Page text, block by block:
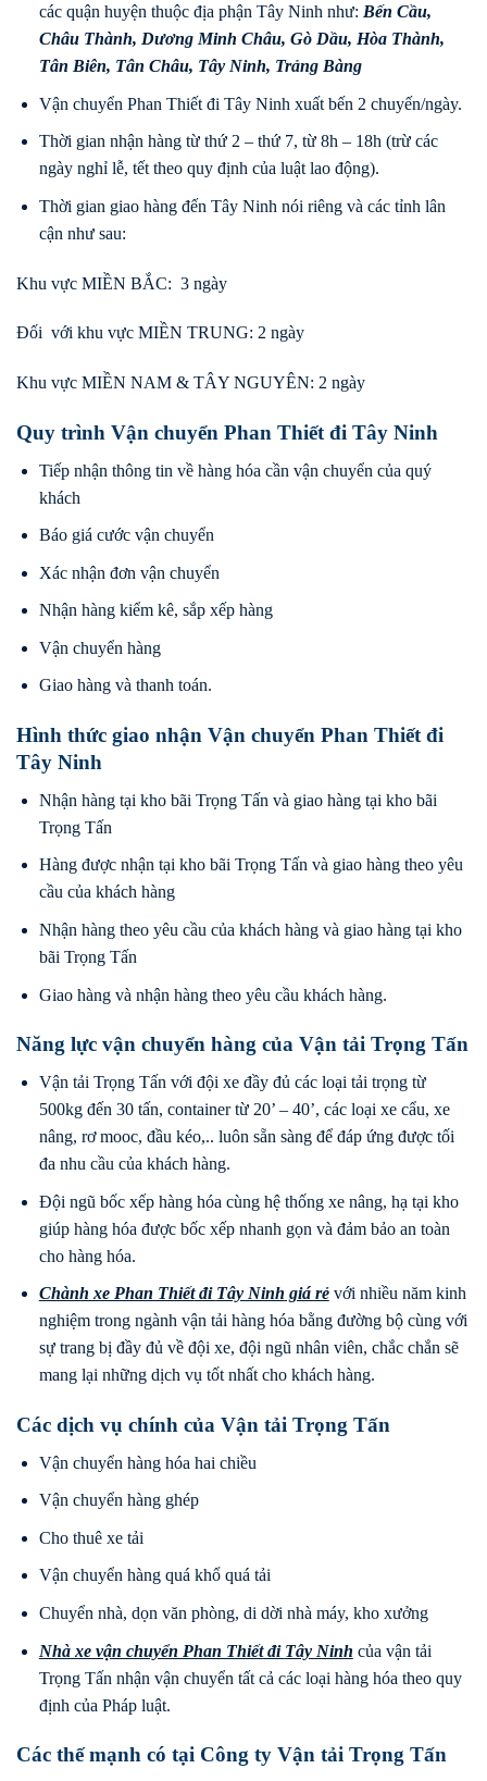
các quận huyện thuộc địa phận Tây Ninh như: Bến Cầu,
Châu Thành, Dương Minh Châu, Gò Dầu, Hòa Thành,
Tân Biên, Tân Châu, Tây Ninh, Trảng Bàng
Vận chuyển Phan Thiết đi Tây Ninh xuất bến 2 chuyến/ngày.
Thời gian nhận hàng từ thứ 2 – thứ 7, từ 8h – 18h (trừ các
ngày nghỉ lễ, tết theo quy định của luật lao động).
Thời gian giao hàng đến Tây Ninh nói riêng và các tỉnh lân
cận như sau:
Khu vực MIỀN BẮC: 3 ngày
Đối với khu vực MIỀN TRUNG: 2 ngày
Khu vực MIỀN NAM & TÂY NGUYÊN: 2 ngày
Quy trình Vận chuyển Phan Thiết đi Tây Ninh
Tiếp nhận thông tin về hàng hóa cần vận chuyển của quý
khách
Báo giá cước vận chuyển
Xác nhận đơn vận chuyển
Nhận hàng kiểm kê, sắp xếp hàng
Vận chuyển hàng
Giao hàng và thanh toán.
Hình thức giao nhận Vận chuyển Phan Thiết đi
Tây Ninh
Nhận hàng tại kho bãi Trọng Tấn và giao hàng tại kho bãi
Trọng Tấn
Hàng được nhận tại kho bãi Trọng Tấn và giao hàng theo yêu
cầu của khách hàng
Nhận hàng theo yêu cầu của khách hàng và giao hàng tại kho
bãi Trọng Tấn
Giao hàng và nhận hàng theo yêu cầu khách hàng.
Năng lực vận chuyển hàng của Vận tải Trọng Tấn
Vận tải Trọng Tấn với đội xe đầy đủ các loại tải trọng từ
500kg đến 30 tấn, container từ 20’ – 40’, các loại xe cẩu, xe
nâng, rơ mooc, đầu kéo,.. luôn sẵn sàng để đáp ứng được tối
đa nhu cầu của khách hàng.
Đội ngũ bốc xếp hàng hóa cùng hệ thống xe nâng, hạ tại kho
giúp hàng hóa được bốc xếp nhanh gọn và đảm bảo an toàn
cho hàng hóa.
Chành xe Phan Thiếtđi Tây Ninh giá rẻvới nhiều năm kinh
nghiệm trong ngành vận tải hàng hóa bằng đường bộ cùng với
sự trang bị đầy đủ về đội xe, đội ngũ nhân viên, chắc chắn sẽ
mang lại những dịch vụ tốt nhất cho khách hàng.
Các dịch vụ chính của Vận tải Trọng Tấn
Vận chuyển hàng hóa hai chiều
Vận chuyển hàng ghép
Cho thuê xe tải
Vận chuyển hàng quá khổ quá tải
Chuyển nhà, dọn văn phòng, di dời nhà máy, kho xưởng
Nhà xe vận chuyển Phan Thiếtđi Tây Ninh của vận tải
Trọng Tấn nhận vận chuyển tất cả các loại hàng hóa theo quy
định của Pháp luật.
Các thế mạnh có tại Công ty Vận tải Trọng Tấn